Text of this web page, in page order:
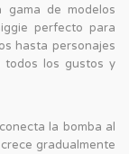
gama de modelos
perfecto para
hasta personajes
todos los gustos y
la bomba al
gradualmente